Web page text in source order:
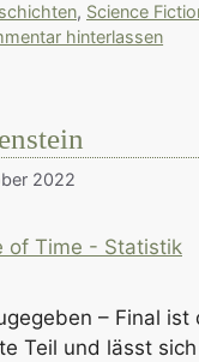
, Science
hinterlassen
2022
– Final ist
Teil und lässt